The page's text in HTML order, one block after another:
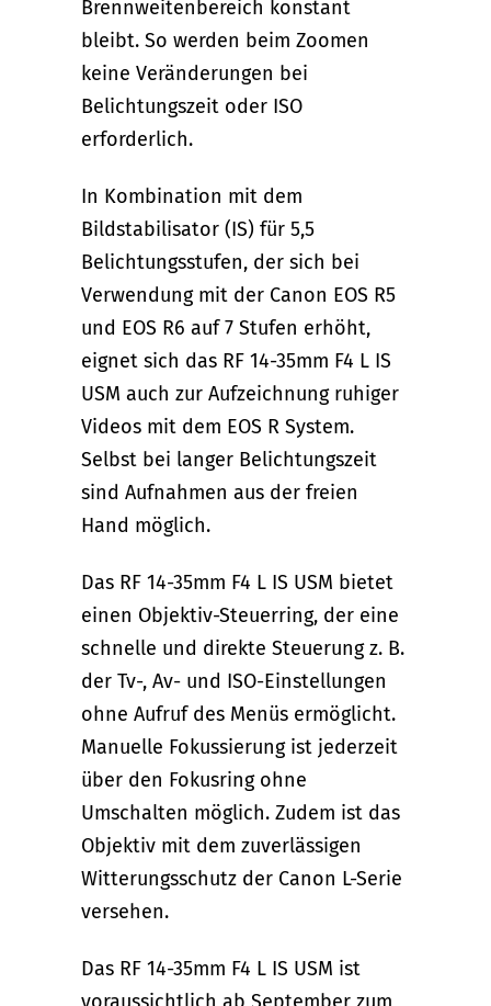
Brennweitenbereich konstant
bleibt. So werden beim Zoomen
keine Veränderungen bei
Belichtungszeit oder ISO
erforderlich.
In Kombination mit dem
Bildstabilisator (IS) für 5,5
Belichtungsstufen, der sich bei
Verwendung mit der Canon EOS R5
und EOS R6 auf 7 Stufen erhöht,
eignet sich das RF 14-35mm F4 L IS
USM auch zur Aufzeichnung ruhiger
Videos mit dem EOS R System.
Selbst bei langer Belichtungszeit
sind Aufnahmen aus der freien
Hand möglich.
Das RF 14-35mm F4 L IS USM bietet
einen Objektiv-Steuerring, der eine
schnelle und direkte Steuerung z. B.
der Tv-, Av- und ISO-Einstellungen
ohne Aufruf des Menüs ermöglicht.
Manuelle Fokussierung ist jederzeit
über den Fokusring ohne
Umschalten möglich. Zudem ist das
Objektiv mit dem zuverlässigen
Witterungsschutz der Canon L-Serie
versehen.
Das RF 14-35mm F4 L IS USM ist